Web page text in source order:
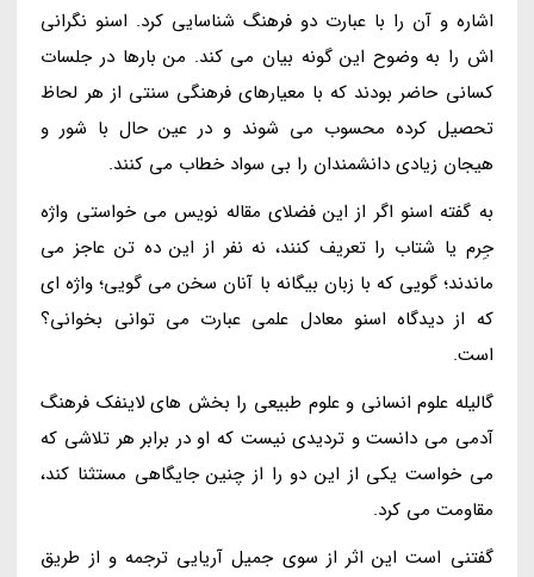
اشاره و آن را با عبارت دو فرهنگ شناسایی کرد. اسنو نگرانی
اش را به وضوح این گونه بیان می کند. من بارها در جلسات
کسانی حاضر بودند که با معیارهای فرهنگی سنتی از هر لحاظ
تحصیل کرده محسوب می شوند و در عین حال با شور و
هیجان زیادی دانشمندان را بی سواد خطاب می کنند.
به گفته اسنو اگر از این فضلای مقاله نویس می خواستی واژه
جِرم یا شتاب را تعریف کنند، نه نفر از این ده تن عاجز می
ماندند؛ گویی که با زبان بیگانه با آنان سخن می گویی؛ واژه ای
که از دیدگاه اسنو معادل علمی عبارت می توانی بخوانی؟
است.
گالیله علوم انسانی و علوم طبیعی را بخش های لاینفک فرهنگ
آدمی می دانست و تردیدی نیست که او در برابر هر تلاشی که
می خواست یکی از این دو را از چنین جایگاهی مستثنا کند،
مقاومت می کرد.
گفتنی است این اثر از سوی جمیل آریایی ترجمه و از طریق